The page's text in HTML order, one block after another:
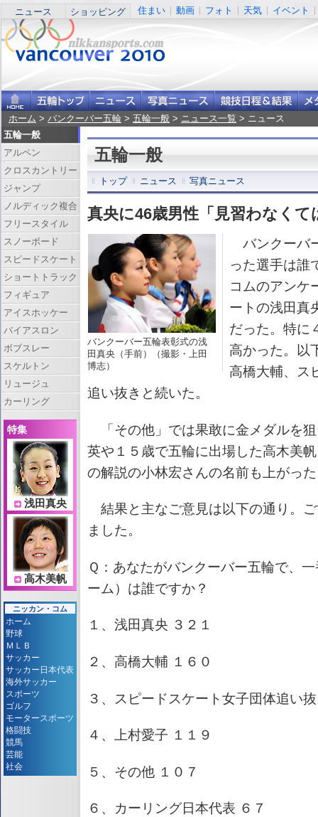
ニュース ショッピング 住まい 動画 フォト 天気 イベント
ホーム > バンクーバー五輪 > 五輪一般 > ニュース一覧 > ニュース
五輪一般
トップ ニュース 写真ニュース
真央に46歳男性「見習わなくて
バンクーバー五輪表彰式の浅
田真央（手前）（撮影・上田
博志）
バンクーバ
った選手は
コムのアンケ
ートの浅田真
だった。特に
高かった。以
高橋大輔、ス
追い抜きと続いた。
「その他」では果敢に金メダルを
英や１５歳で五輪に出場した高木美
の解説の小林宏さんの名前も上がっ
結果と主なご意見は以下の通り。
ました。
Ｑ：あなたがバンクーバー五輪で、
ーム）は誰ですか？
１、浅田真央 ３２１
２、高橋大輔 １６０
３、スピードスケート女子団体追い
４、上村愛子 １１９
５、その他 １０７
６、カーリング日本代表 ６７
五輪一般
アルペン
クロスカントリー
ジャンプ
ノルディック複合
フリースタイル
スノーボード
スピードスケート
ショートトラック
フィギュア
アイスホッケー
バイアスロン
ボブスレー
スケルトン
リュージュ
カーリング
特集
浅田真央
高木美帆
ニッカン・コム
ホーム
野球
ＭＬＢ
サッカー
サッカー日本代表
海外サッカー
スポーツ
ゴルフ
モータースポーツ
格闘技
競馬
芸能
社会